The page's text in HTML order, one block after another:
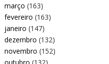
março (163)
fevereiro (163)
janeiro (147)
dezembro (132)
novembro (152)
outubro (132)